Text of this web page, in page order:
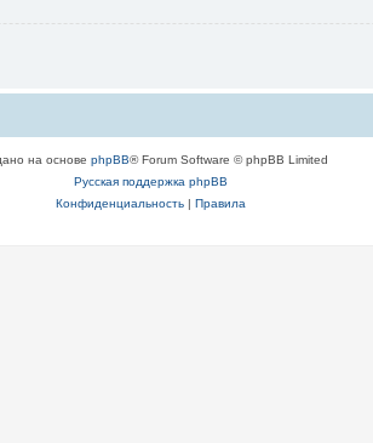
на основе phpBB® Forum Software © phpBB Limited
Русская поддержка phpBB
Конфиденциальность| Правила